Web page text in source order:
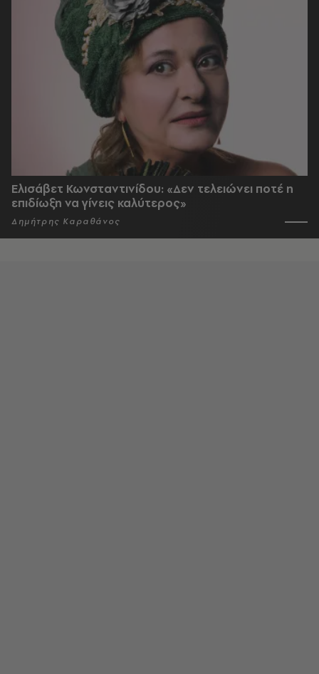
Ελισάβετ Κωνσταντινίδου: «Δεν τελειώνει ποτέ η
επιδίωξη να γίνεις καλύτερος»
Δημήτρης Καραθάνος